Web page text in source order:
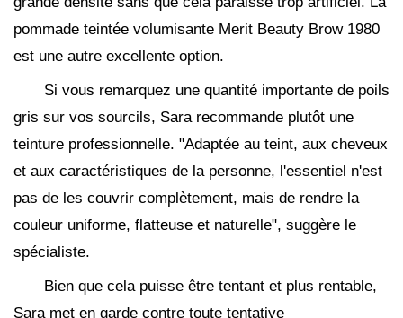
pommade teintée volumisante Merit Beauty Brow 1980
est une autre excellente option.
Si vous remarquez une quantité importante de poils
gris sur vos sourcils, Sara recommande plutôt une
teinture professionnelle. "Adaptée au teint, aux cheveux
et aux caractéristiques de la personne, l'essentiel n'est
pas de les couvrir complètement, mais de rendre la
couleur uniforme, flatteuse et naturelle", suggère le
spécialiste.
Bien que cela puisse être tentant et plus rentable,
Sara met en garde contre toute tentative